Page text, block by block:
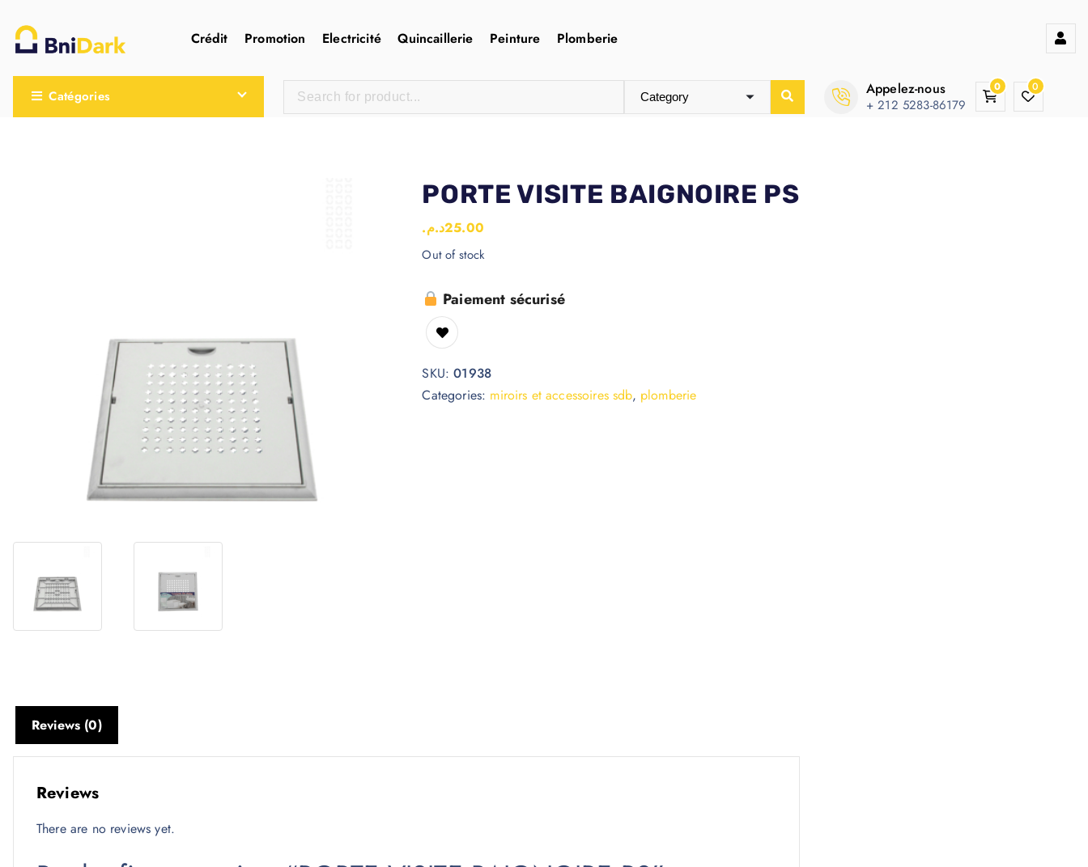
Crédit Promotion Electricité Quincaillerie Peinture Plomberie
Catégories Appelez-nous
+ 212 5283-86179
0 0
PORTE VISITE BAIGNOIRE PS
25.00د.م.
Out of stock
Paiement sécurisé
SKU:01938
Categories: miroirs et accessoires sdb, plomberie
Reviews (0)
Reviews
There are no reviews yet.